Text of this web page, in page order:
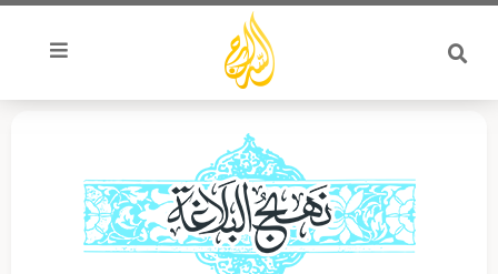
تخطي
المحتوى